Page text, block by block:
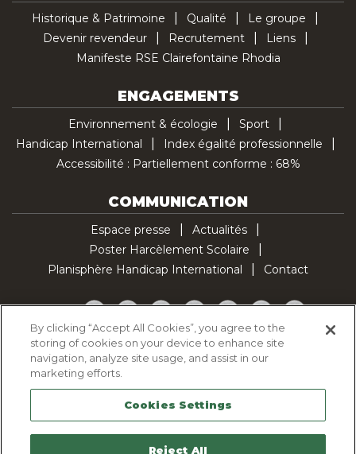
Historique & Patrimoine Qualité
Le groupe
Devenir revendeur
Recrutement
Liens
Manifeste RSE Clairefontaine Rhodia
ENGAGEMENTS
Environnement & écologie
Sport
Handicap International
Index égalité professionnelle
Accessibilité : Partiellement conforme : 68%
COMMUNICATION
Espace presse
Actualités
Poster Harcèlement Scolaire
Planisphère Handicap International
Contact
Facebook
TwitterYouTubePinterestInstagramLinkedInTikTok
Politique d'utilisation des cookies
Politique de confidentialité
Mentions légales
Plan du site
Contactez-nous
By clicking “Accept All Cookies”, you agree to the
storing of cookies on your device to enhance site
navigation, analyze site usage, and assist in our
marketing efforts.
Cookies Settings
Reject All